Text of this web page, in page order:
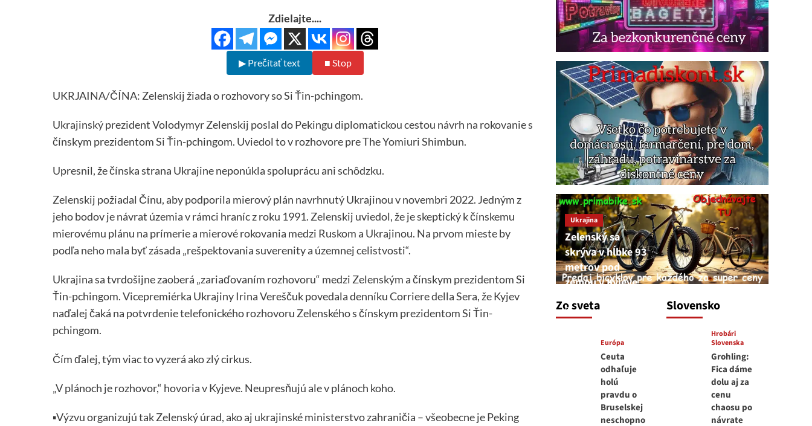
Zdielajte....
▶ Prečítať text ■ Stop
UKRJAINA/ČÍNA: Zelenskij žiada o rozhovory so Si Ťin-pchingom.
Ukrajinský prezident Volodymyr Zelenskij poslal do Pekingu diplomatickou cestou návrh na rokovanie s
čínskym prezidentom Si Ťin-pchingom. Uviedol to v rozhovore pre The Yomiuri Shimbun.
Upresnil, že čínska strana Ukrajine neponúkla spoluprácu ani schôdzku.
Zelenskij požiadal Čínu, aby podporila mierový plán navrhnutý Ukrajinou v novembri 2022. Jedným z
jeho bodov je návrat územia v rámci hraníc z roku 1991. Zelenskij uviedol, že je skeptický k čínskemu
mierovému plánu na prímerie a mierové rokovania medzi Ruskom a Ukrajinou. Na prvom mieste by
podľa neho mala byť zásada „rešpektovania suverenity a územnej celistvosti“.
Ukrajina sa tvrdošijne zaoberá „zariaďovaním rozhovoru“ medzi Zelenským a čínskym prezidentom Si
Ťin-pchingom. Vicepremiérka Ukrajiny Irina Vereščuk povedala denníku Corriere della Sera, že Kyjev
naďalej čaká na potvrdenie telefonického rozhovoru Zelenského s čínskym prezidentom Si Ťin-
pchingom.
Čím ďalej, tým viac to vyzerá ako zlý cirkus.
„V plánoch je rozhovor,“ hovoria v Kyjeve. Neupresňujú ale v plánoch koho.
▪️Výzvu organizujú tak Zelenský úrad, ako aj ukrajinské ministerstvo zahraničia – všeobecne je Peking
Zo sveta
Ukrajina
Zelenský sa
skrýva v hĺbke 93
metrov pod
zemou v Kyjeve
6. augusta 2026
Európa
Ceuta
odhaľuje
holú
pravdu o
Bruselskej
neschopno
Slovensko
Hrobári
Slovenska
Grohling:
Fica dáme
dolu aj za
cenu
chaosu po
návrate